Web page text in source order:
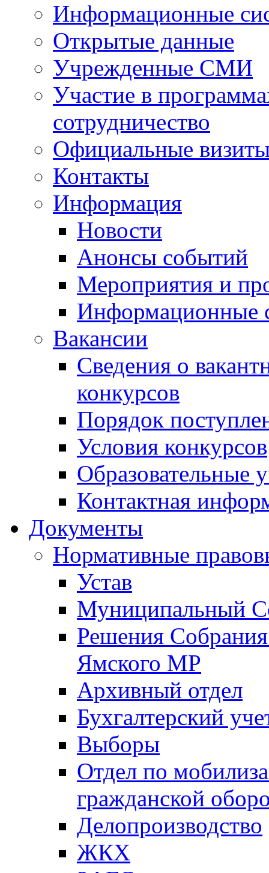
Информационные
Открытые данные
Учрежденные СМИ
Участие в
сотрудничество
Официальные
Контакты
Информация
Новости
Анонсы событий
Мероприятия и
Информационные
Вакансии
Сведения о
конкурсов
Порядок
Условия конкурсов
Образовательные
Контактная
Документы
Нормативные
Устав
Муниципальный
Решения
Ямского МР
Архивный отдел
Бухгалтерский
Выборы
Отдел по
гражданской
Делопроизводство
ЖКХ